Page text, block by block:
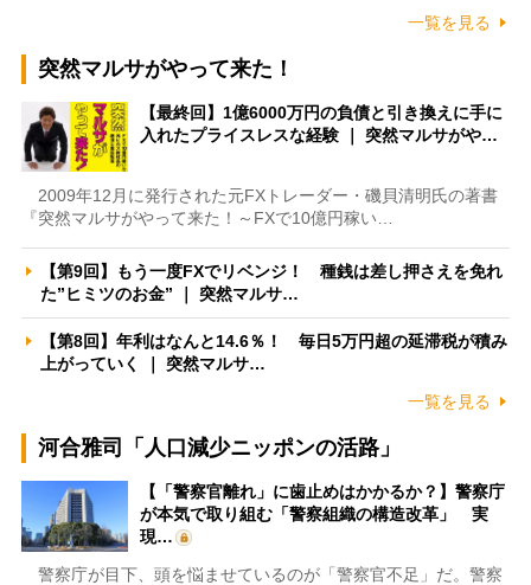
一覧を見る
突然マルサがやって来た！
【最終回】1億6000万円の負債と引き換えに手に
入れたプライスレスな経験 ｜ 突然マルサがや…
2009年12月に発行された元FXトレーダー・磯貝清明氏の著書
『突然マルサがやって来た！～FXで10億円稼い…
【第9回】もう一度FXでリベンジ！ 種銭は差し押さえを免れ
た”ヒミツのお金” ｜ 突然マルサ…
【第8回】年利はなんと14.6％！ 毎日5万円超の延滞税が積み
上がっていく ｜ 突然マルサ…
一覧を見る
河合雅司「人口減少ニッポンの活路」
【「警察官離れ」に歯止めはかかるか？】警察庁
が本気で取り組む「警察組織の構造改革」 実
現…
警察庁が目下、頭を悩ませているのが「警察官不足」だ。警察